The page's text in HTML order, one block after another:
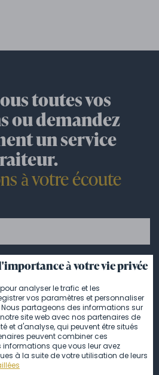
toutes vos
ou demandez
un service
à votre écoute
à votre vie privée
analyser le trafic et les
vos paramètres et personnaliser
partageons des informations sur
site web avec nos partenaires de
et d'analyse, qui peuvent être situés
peuvent combiner ces
que vous leur avez
à la suite de votre utilisation de leurs